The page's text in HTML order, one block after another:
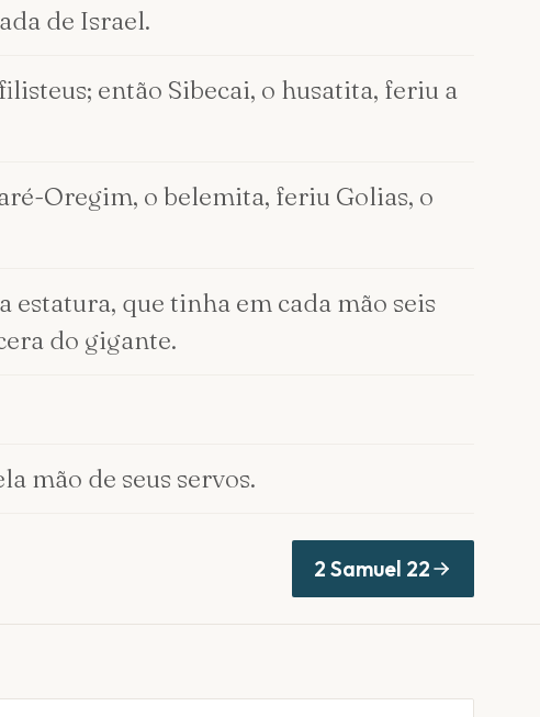
de Israel.
então Sibecai, o husatita, feriu a
Oregim, o belemita, feriu Golias, o
que tinha em cada mão seis
do gigante.
mão de seus servos.
2 Samuel 22